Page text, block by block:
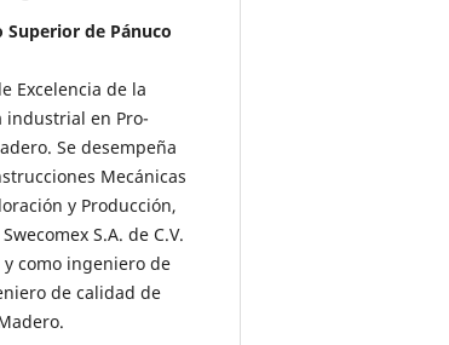
de Pánuco
Excelencia de la
industrial en Pro­
Se desempeña
Mecánicas
y Producción,
S.A. de C.V.
y como ingeniero de
de calidad de